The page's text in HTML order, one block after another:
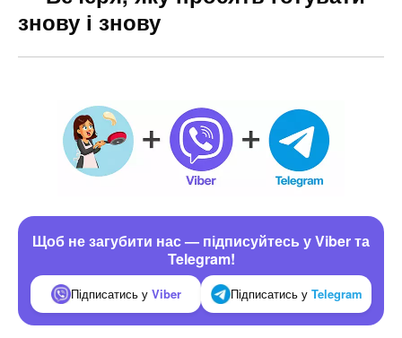
знову і знову
Щоб не загубити нас — підписуйтесь у Viber та
Telegram!
Підписатись у Viber Підписатись у Telegram